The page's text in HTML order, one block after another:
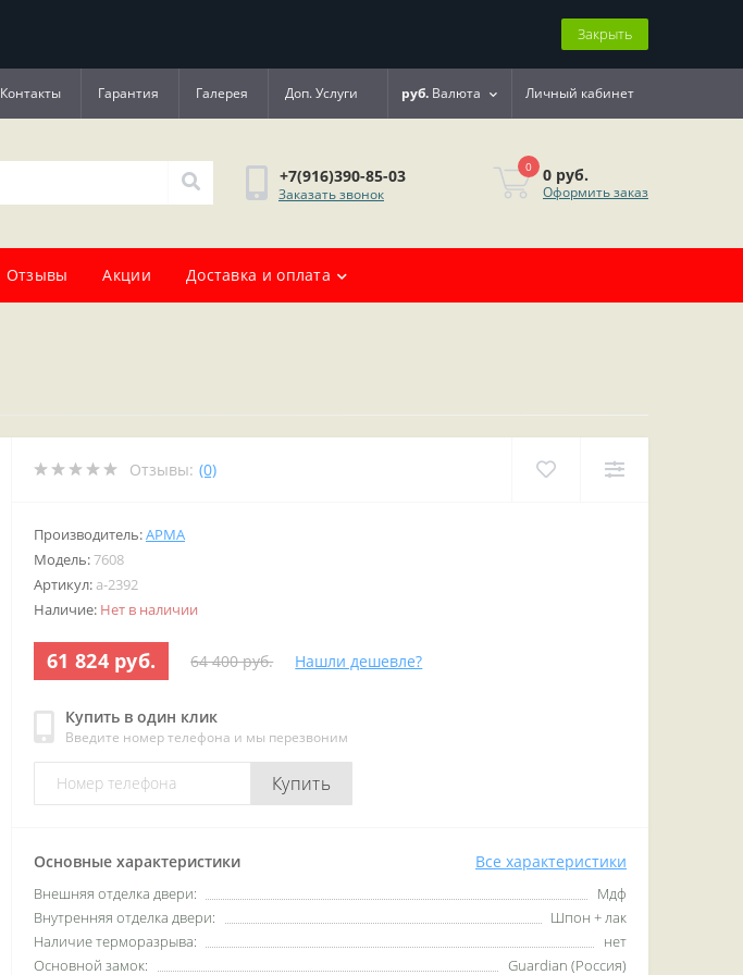
Закрыть
Контакты Гарантия Галерея Доп. Услуги руб. Валюта Личный кабинет
+7(916)390-85-03
Заказать звонок
0 0 руб.
Оформить заказ
Отзывы Акции Доставка и оплата
Отзывы: (0)
Производитель:АРМА
Модель:7608
Артикул: a-2392
Наличие: Нет в наличии
61 824 руб. 64 400 руб. Нашли дешевле?
Купить в один клик
Введите номер телефона и мы перезвоним
Купить
Основные характеристики Все характеристики
Внешняя отделка двери:
Мдф
Внутренняя отделка двери:
Шпон + лак
Наличие терморазрыва:
нет
Основной замок:
Guardian (Россия)